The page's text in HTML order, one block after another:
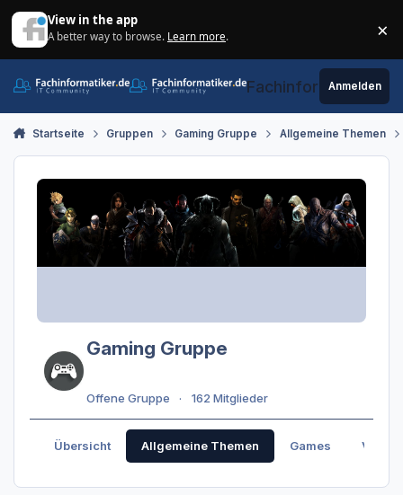
View in the app
A better way to browse. Learn more. ×
Fachinformatiker.de
Anmelden
Startseite Gruppen Gaming Gruppe Allgemeine Themen
Gaming Gruppe
Offene Gruppe 162 Mitglieder
Übersicht Allgemeine Themen Games